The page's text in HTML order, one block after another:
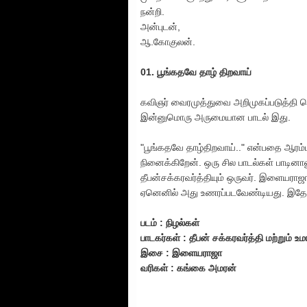
நன்றி.
அன்புடன்,
ஆ.கோகுலன்.
01. பூங்கதவே தாழ் திறவாய்
கவிஞர் வைரமுத்துவை அறிமுகப்படுத்தி
இன்னுமொரு அருமையான பாடல் இது.
"பூங்கதவே தாழ்திறவாய்.." என்பதை
நினைக்கிறேன். ஒரு சில பாடல்கள்
தீபன்சக்கரவர்த்தியும் ஒருவர்.
ஏனெனில் அது உணரப்படவேண்டியது.
படம் : நிழல்கள்
பாடகர்கள் : தீபன் சக்கரவர்த்தி மற்றும்
இசை : இளையராஜா
வரிகள் : கங்கை அமரன்